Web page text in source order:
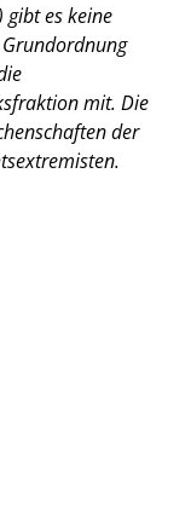
gibt es keine
mit. Die
der